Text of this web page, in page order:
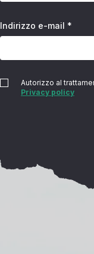
Indirizzo e-mail *
Autorizzo al
Privacy policy